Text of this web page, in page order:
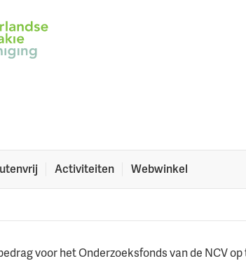
Activiteiten Webwinkel
Nijmeegse
voor het Onderzoeksfonds van de NCV